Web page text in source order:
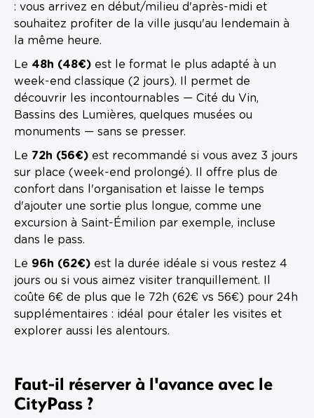
: vous arrivez en début/milieu d'après-midi et
souhaitez profiter de la ville jusqu'au lendemain à
la même heure.
Le 48h (48€) est le format le plus adapté à un
week-end classique (2 jours). Il permet de
découvrir les incontournables — Cité du Vin,
Bassins des Lumières, quelques musées ou
monuments — sans se presser.
Le 72h (56€) est recommandé si vous avez 3 jours
sur place (week-end prolongé). Il offre plus de
confort dans l'organisation et laisse le temps
d'ajouter une sortie plus longue, comme une
excursion à Saint-Émilion par exemple, incluse
dans le pass.
Le 96h (62€) est la durée idéale si vous restez 4
jours ou si vous aimez visiter tranquillement. Il
coûte 6€ de plus que le 72h (62€ vs 56€) pour 24h
supplémentaires : idéal pour étaler les visites et
explorer aussi les alentours.
Faut-il réserver à l'avance avec le
CityPass ?